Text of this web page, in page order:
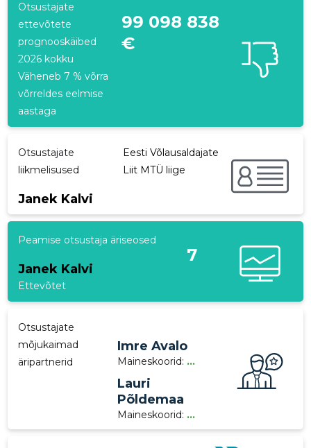
Otsustajate
ettevõtete
prognooskäibed
2026 kokku
99 098 838
€
Väheneb 7 % võrra
võrreldes eelmise
aastaga
Otsustajate
liikmelisused
Janek Kalvi
Eesti Võlausaldajate
Liit MTÜ liige
Peamise otsustaja äriseosed
Janek Kalvi
7
Ettevõtet
Otsustajate
mõjukaimad
äripartnerid
Imre Avalo
Maineskoorid: ...
Lauri
Põldemaa
Maineskoorid: ...